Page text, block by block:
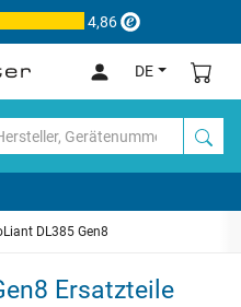
4,86
DE
DL385 Gen8
Ersatzteile